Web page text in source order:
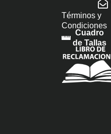
Términos y
Condiciones
Cuadro
de Tallas